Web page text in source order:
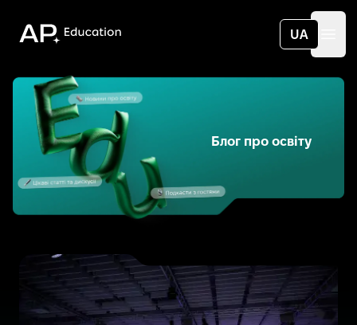
App Education UA
Блог про освіту